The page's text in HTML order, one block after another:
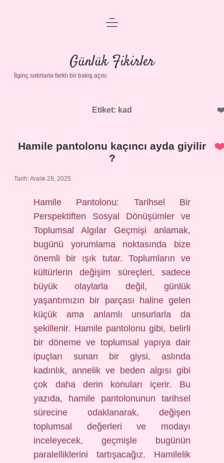
Anasayfa
Gizlilik Politikası
Yasal Uyarı
menüyü
Günlük Fikirler
İlginç satırlarla farklı bir bakış açısı.
Etiket: kad
Hamile pantolonu kaçıncı ayda giyilir
?
Tarih: Aralık 28, 2025
Hamile Pantolonu: Tarihsel Bir
Perspektiften Sosyal Dönüşümler ve
Toplumsal Algılar Geçmişi anlamak,
bugünü yorumlama noktasında bize
önemli bir ışık tutar. Toplumların ve
kültürlerin değişim süreçleri, sadece
büyük olaylarla değil, günlük
yaşantımızın bir parçası haline gelen
küçük ama anlamlı unsurlarla da
şekillenir. Hamile pantolonu gibi, belirli
bir döneme ve toplumsal yapıya dair
ipuçları sunan bir giysi, aslında
kadınlık, annelik ve beden algısı gibi
çok daha derin konuları içerir. Bu
yazıda, hamile pantolonunun tarihsel
sürecine odaklanarak, değişen
toplumsal değerleri ve modayı
inceleyecek, geçmişle bugünün
paralelliklerini tartışacağız. Hamilelik